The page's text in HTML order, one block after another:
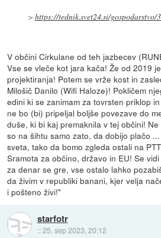
> https://tednik.svet24.si/gospodarstvo/
V občini Cirkulane od teh jazbecev
Vse se vleče kot jara kača! Že od 2019
projektiranja! Potem se vrže kost in
Milošič Danilo (Wifi Haloze)! Pokličem
edini ki se zanimam za tovrsten priklop
ne bo (bi) pripeljal boljše povezave do
duše, ki bi kaj premaknila v tej občini!
so na šihtu samo zato, da dobijo plačo
sveta, tako da bomo zgleda ostali na
Sramota za občino, državo in EU! Se
za denar se gre, vse ostalo lahko
da živim v republiki banani, kjer velja
i pošteno živi!"
starfotr
::25. sep 2023, 20:12